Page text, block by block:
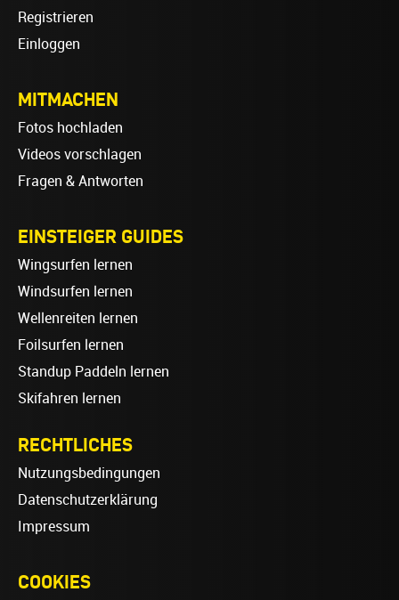
Registrieren
Einloggen
MITMACHEN
Fotos hochladen
Videos vorschlagen
Fragen & Antworten
EINSTEIGER GUIDES
Wingsurfen lernen
Windsurfen lernen
Wellenreiten lernen
Foilsurfen lernen
Standup Paddeln lernen
Skifahren lernen
RECHTLICHES
Nutzungsbedingungen
Datenschutzerklärung
Impressum
COOKIES